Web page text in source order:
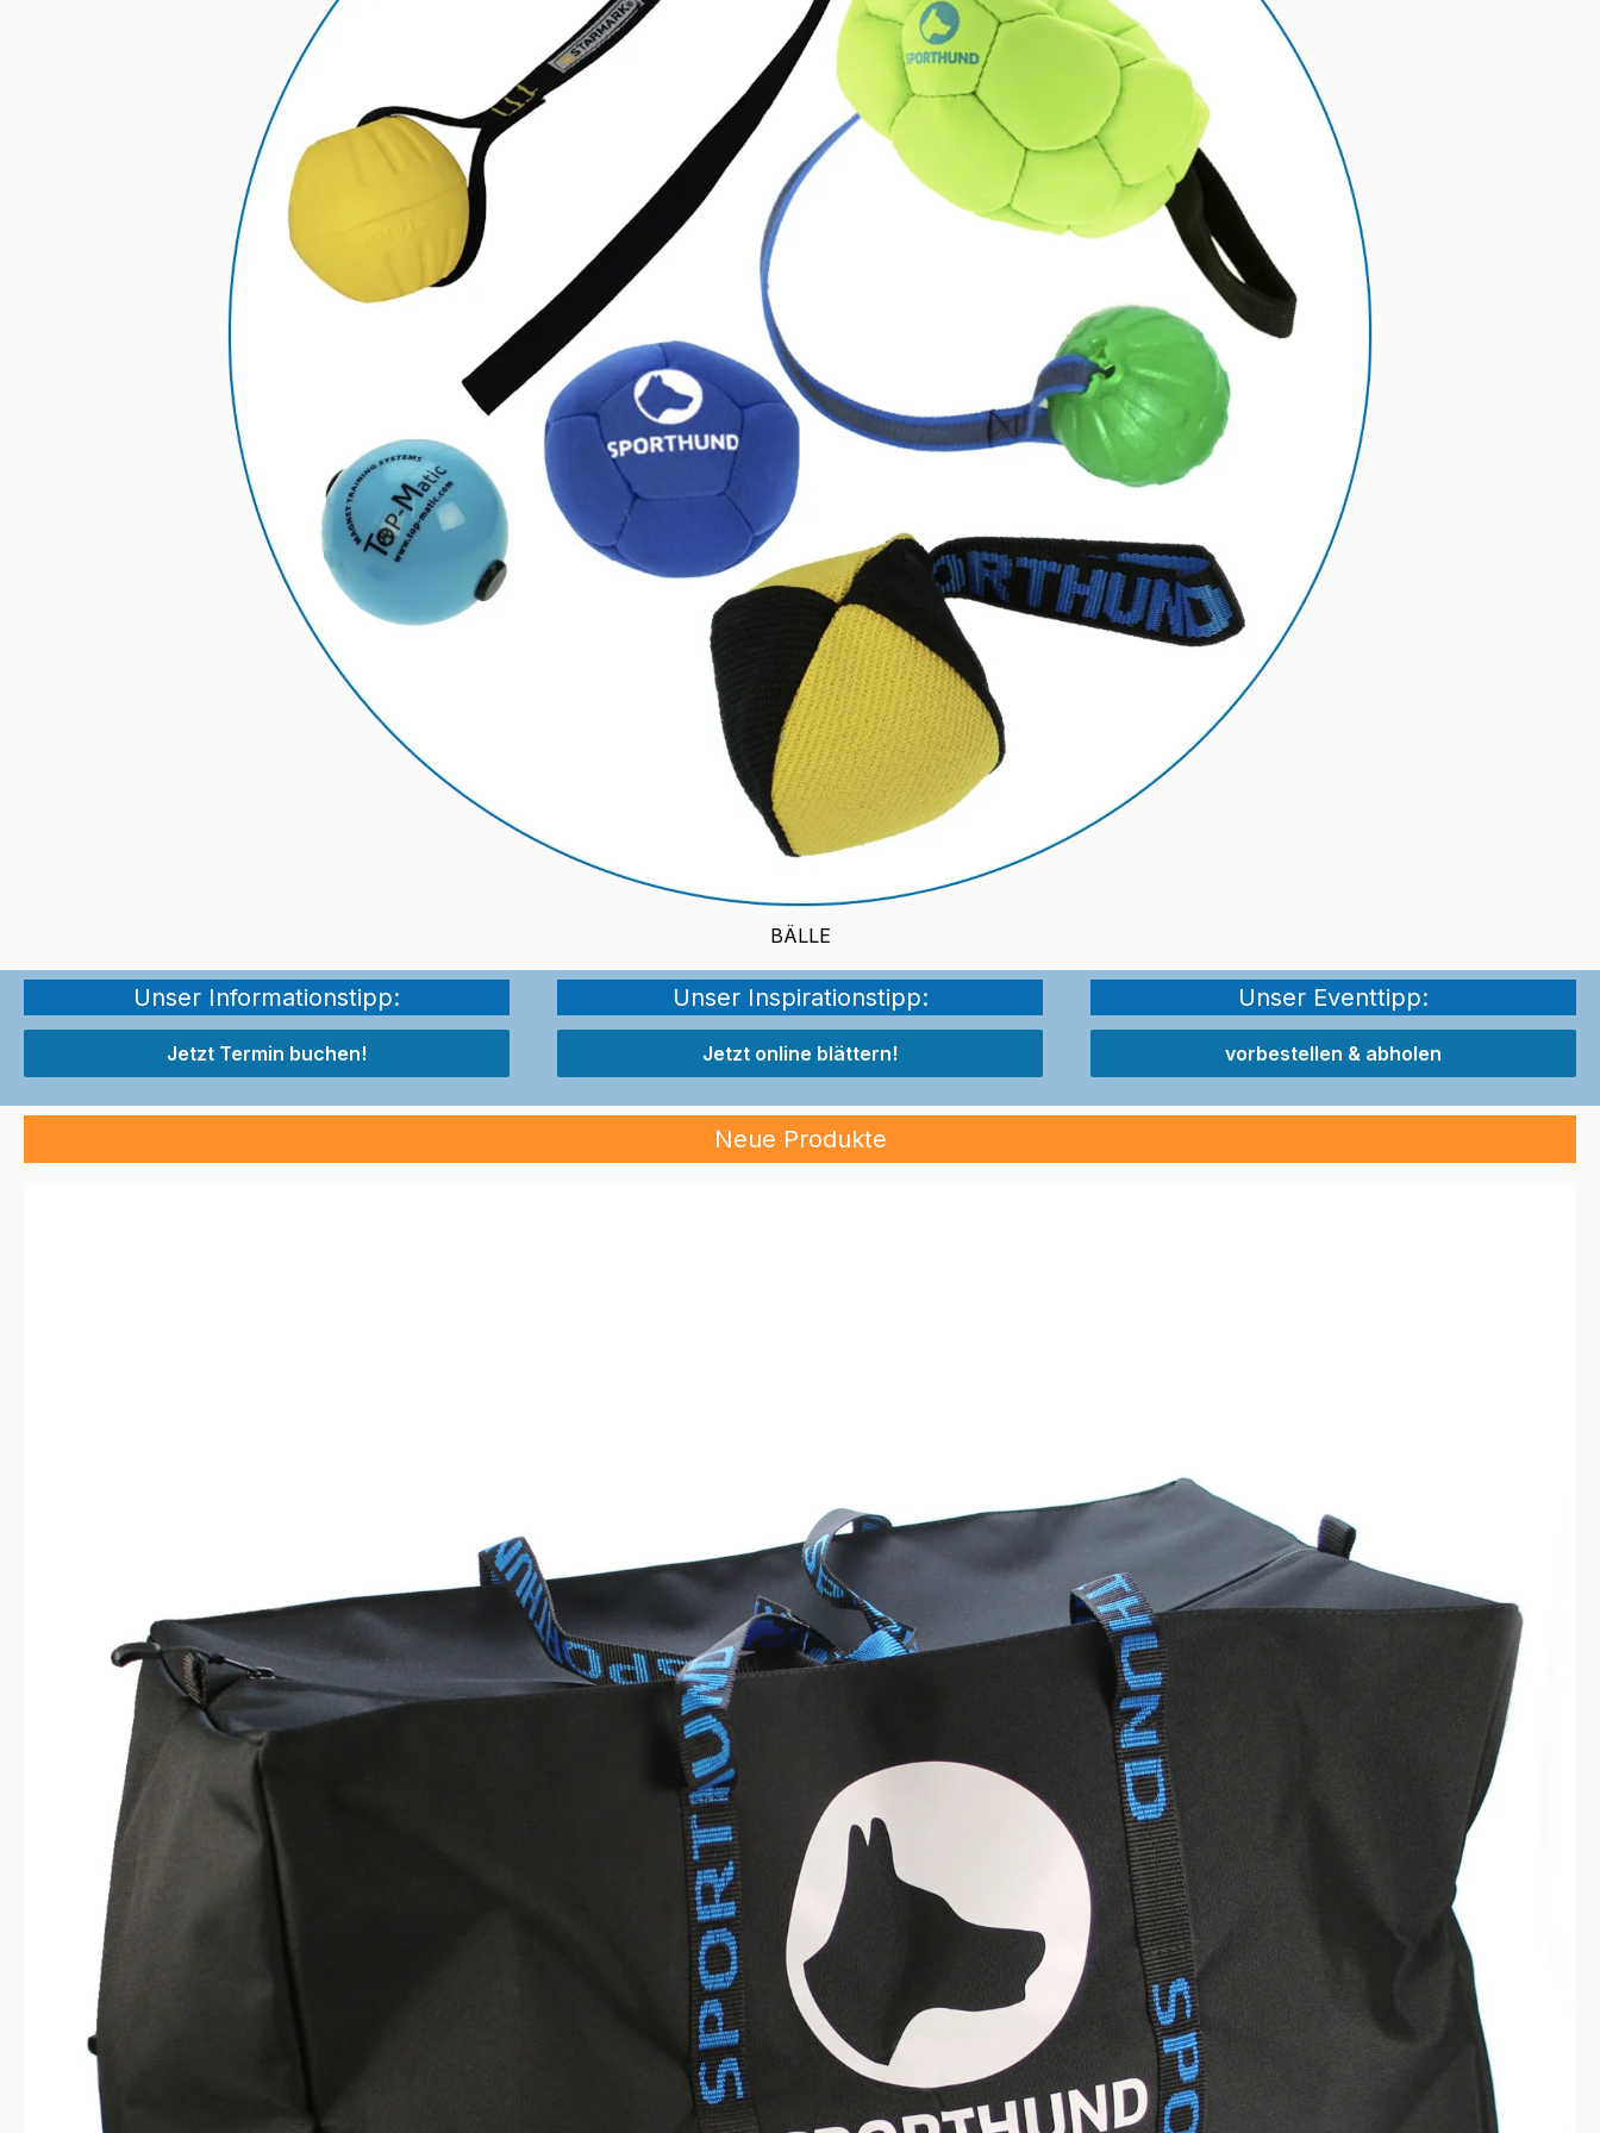
BÄLLE
Unser Informationstipp: Unser Inspirationstipp: Unser Eventtipp:
Jetzt Termin buchen! Jetzt online blättern! vorbestellen & abholen
Neue Produkte